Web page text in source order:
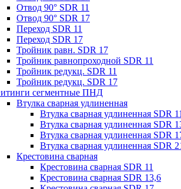
Отвод 90° SDR 11
Отвод 90° SDR 17
Переход SDR 11
Переход SDR 17
Тройник равн. SDR 17
Тройник равнопроходной SDR 11
Тройник редукц. SDR 11
Тройник редукц. SDR 17
сегментные ПНД
Втулка сварная удлиненная
Втулка сварная удлиненная SDR 11
Втулка сварная удлиненная SDR
Втулка сварная удлиненная SDR
Втулка сварная удлиненная SDR
Крестовина сварная
Крестовина сварная SDR 11
Крестовина сварная SDR 13,6